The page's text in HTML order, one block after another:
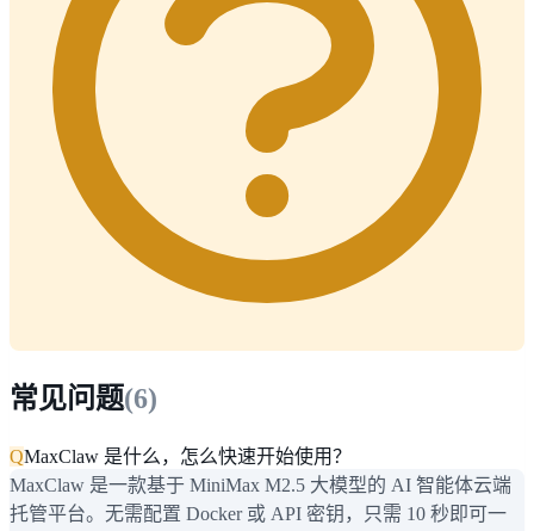
常见问题(6)
QMaxClaw 是什么，怎么快速开始使用？
MaxClaw 是一款基于 MiniMax M2.5 大模型的 AI 智能体云端
托管平台。无需配置 Docker 或 API 密钥，只需 10 秒即可一